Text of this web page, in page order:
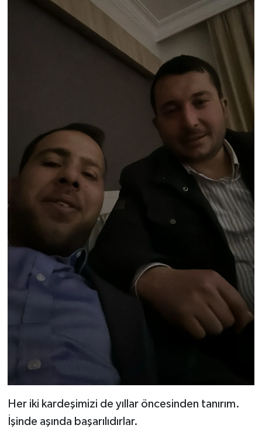
Her iki kardeşimizi de yıllar öncesinden tanırım.
İşinde aşında başarılıdırlar.